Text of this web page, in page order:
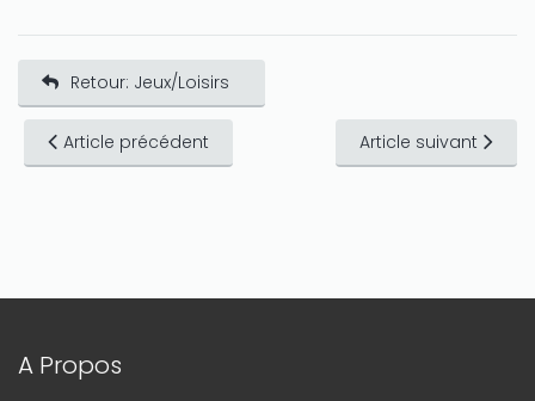
Retour: Jeux/Loisirs
Article précédent Article suivant
A Propos